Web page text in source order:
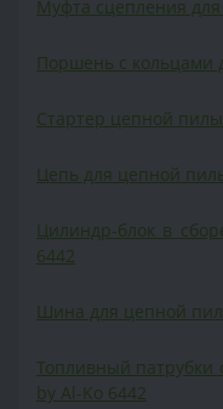
Муфта сцепления
Поршень с кольцами
Cтартер цепной
Цепь для цепной
Цилиндр-блок в
6442
Шина для цепной
Топливный патрубки
by Al-Ko 6442